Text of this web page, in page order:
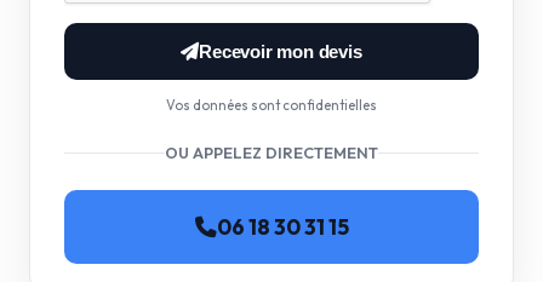
Recevoir mon devis
Vos données sont confidentielles
OU APPELEZ DIRECTEMENT
06 18 30 31 15